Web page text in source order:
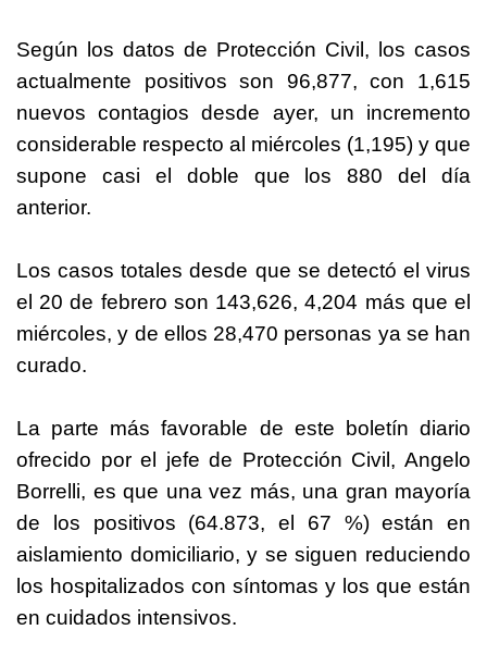
Según los datos de Protección Civil, los casos
actualmente positivos son 96,877, con 1,615
nuevos contagios desde ayer, un incremento
considerable respecto al miércoles (1,195) y que
supone casi el doble que los 880 del día
anterior.
Los casos totales desde que se detectó el virus
el 20 de febrero son 143,626, 4,204 más que el
miércoles, y de ellos 28,470 personas ya se han
curado.
La parte más favorable de este boletín diario
ofrecido por el jefe de Protección Civil, Angelo
Borrelli, es que una vez más, una gran mayoría
de los positivos (64.873, el 67 %) están en
aislamiento domiciliario, y se siguen reduciendo
los hospitalizados con síntomas y los que están
en cuidados intensivos.